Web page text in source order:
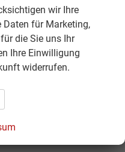
Pendler, Familien und
spontane Trips
digitales
Gleichzeitig
wir Ihre
Daten für Marketing,
die Sie uns Ihr
Ihre Einwilligung
widerrufen.